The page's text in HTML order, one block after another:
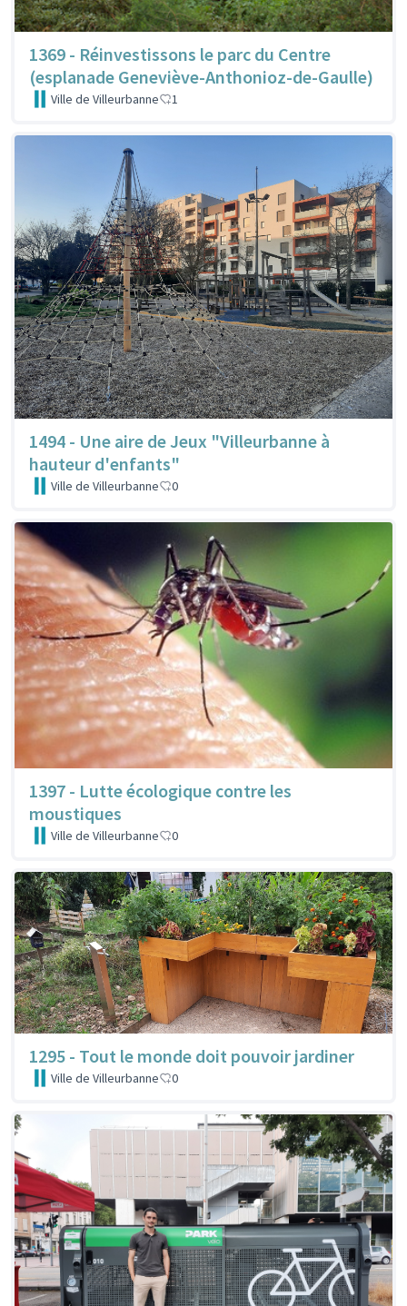
1369 - Réinvestissons le parc du Centre
(esplanade Geneviève-Anthonioz-de-Gaulle)
Ville de Villeurbanne 1
1494 - Une aire de Jeux "Villeurbanne à
hauteur d'enfants"
Ville de Villeurbanne 0
1397 - Lutte écologique contre les
moustiques
Ville de Villeurbanne 0
1295 - Tout le monde doit pouvoir jardiner
Ville de Villeurbanne 0